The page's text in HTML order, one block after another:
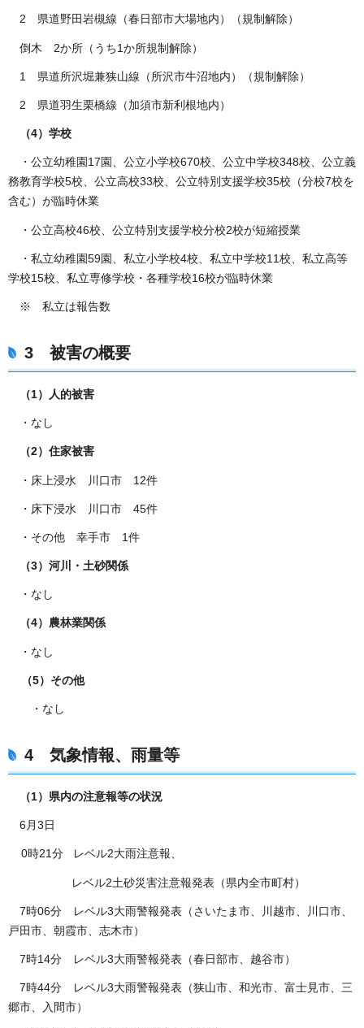
2 県道野田岩槻線（春日部市大場地内）（規制解除）
倒木 2か所（うち1か所規制解除）
1 県道所沢堀兼狭山線（所沢市牛沼地内）（規制解除）
2 県道羽生栗橋線（加須市新利根地内）
（4）学校
・公立幼稚園17園、公立小学校670校、公立中学校348校、公立義
務教育学校5校、公立高校33校、公立特別支援学校35校（分校7校を
含む）が臨時休業
・公立高校46校、公立特別支援学校分校2校が短縮授業
・私立幼稚園59園、私立小学校4校、私立中学校11校、私立高等
学校15校、私立専修学校・各種学校16校が臨時休業
※ 私立は報告数
3 被害の概要
（1）人的被害
・なし
（2）住家被害
・床上浸水 川口市 12件
・床下浸水 川口市 45件
・その他 幸手市 1件
（3）河川・土砂関係
・なし
（4）農林業関係
・なし
（5）その他
・なし
4 気象情報、雨量等
（1）県内の注意報等の状況
6月3日
0時21分 レベル2大雨注意報、
レベル2土砂災害注意報発表（県内全市町村）
7時06分 レベル3大雨警報発表（さいたま市、川越市、川口市、
戸田市、朝霞市、志木市）
7時14分 レベル3大雨警報発表（春日部市、越谷市）
7時44分 レベル3大雨警報発表（狭山市、和光市、富士見市、三
郷市、入間市）